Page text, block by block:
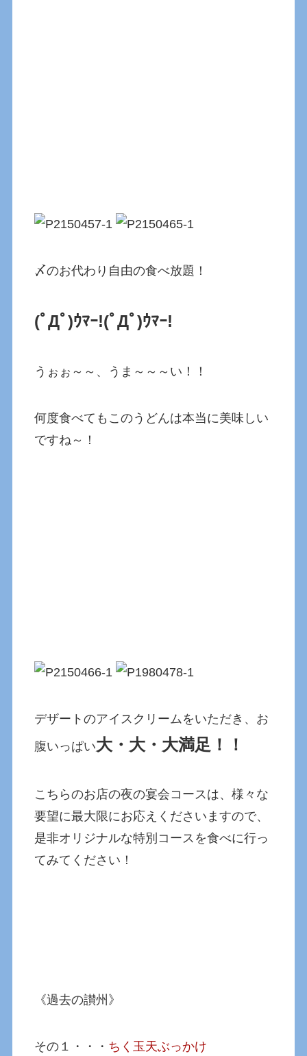
〆のお代わり自由の食べ放題！
(ﾟДﾟ)ｳﾏｰ!(ﾟДﾟ)ｳﾏｰ!
うぉぉ～～、うま～～～い！！
何度食べてもこのうどんは本当に美味しい
ですね～！
デザートのアイスクリームをいただき、お
腹いっぱい大・大・大満足！！
こちらのお店の夜の宴会コースは、様々な
要望に最大限にお応えくださいますので、
是非オリジナルな特別コースを食べに行っ
てみてください！
《過去の讃州》
その１・・・ ちく玉天ぶっかけ